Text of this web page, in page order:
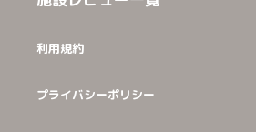
利用規約
プライバシーポリシー